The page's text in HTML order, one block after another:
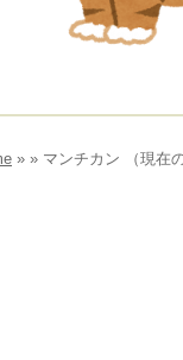
» » マンチカン （現在